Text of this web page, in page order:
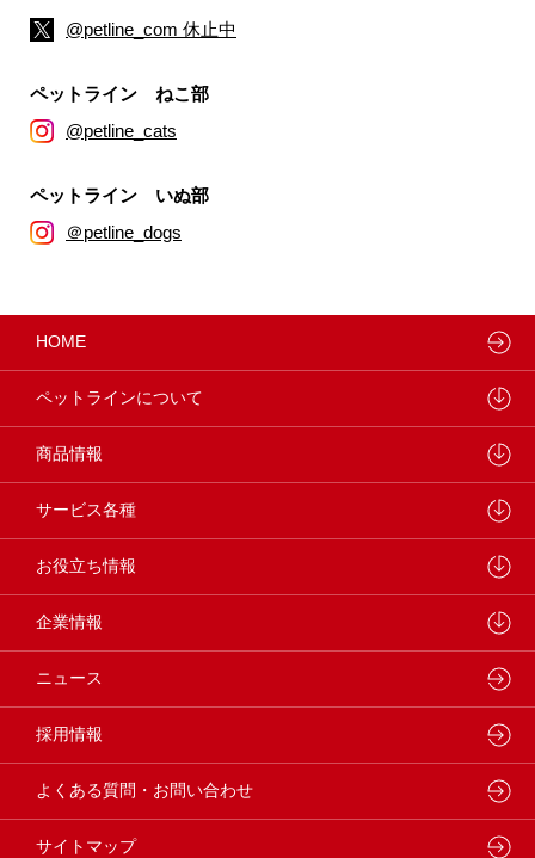
@petline_com 休止中
ペットライン ねこ部
@petline_cats
ペットライン いぬ部
＠petline_dogs
HOME
ペットラインについて
ペットラインが大切にしていること
研究開発センターについて
学会・論文発表
製品・品質管理
商品情報
ドッグフード
キャットフード
小動物
動物病院専用フード
フードコンシェル
サービス各種
ウェルネスナビ
しあわせマルシェ
どうぶつ病院宅配便
お役立ち情報
ペットライン 犬ノート
ペットライン 猫ノート
狂犬病予防
企業情報
会社概要・事業所
代表メッセージ
企業理念・ビジョン
ニュース
採用情報
よくある質問・お問い合わせ
サイトマップ